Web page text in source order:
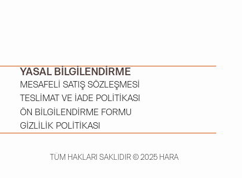
YASAL BILGILENDIRME
MESAFELI SATIŞ SÖZLEŞMESI
TESLIMAT VE İADE POLITIKASI
ÖN BILGILENDIRME FORMU
GIZLILIK POLITIKASI
TÜM HAKLARI SAKLIDIR © 2025 HARA